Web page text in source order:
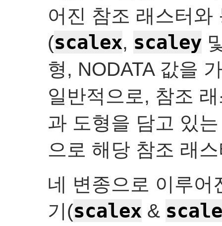
어진 참조 래스터와
(scalex, scaley
형, NODATA 값을
일반적으로, 참조
과 도형을 담고 있
으로 해당 참조 래
네 변종으로 이루어
기(scalex &